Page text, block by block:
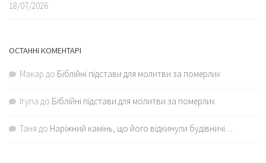
18/07/2026
ОСТАННІ КОМЕНТАРІ
Макар до Біблійні підстави для молитви за померлих
Iryna до Біблійні підстави для молитви за померлих
Таня до Наріжний камінь, що його відкинули будівничі…